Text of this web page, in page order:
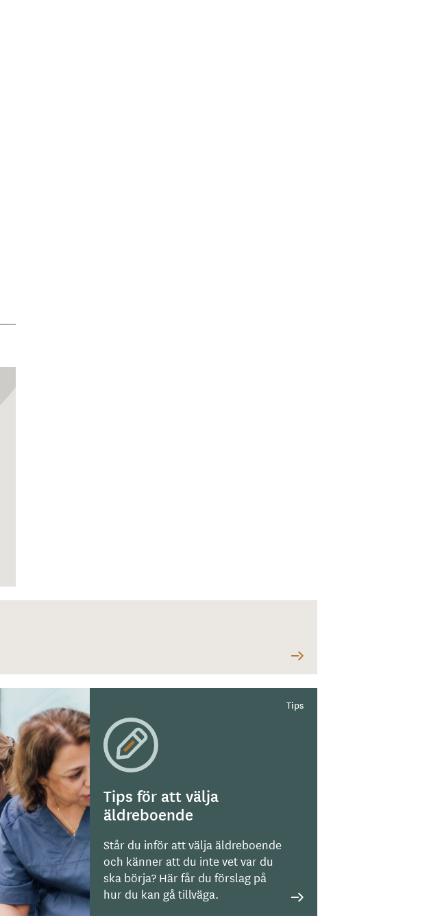
Tips för att välja
äldreboende
Står du inför att välja äldreboende
och känner att du inte vet var du
ska börja? Här får du förslag på
hur du kan gå tillväga.